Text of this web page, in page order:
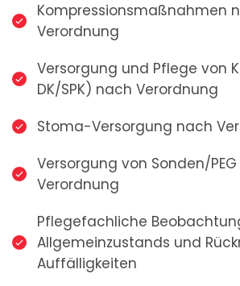
Kompressionsmaßnahmen
Verordnung
Versorgung und Pflege von
DK/SPK) nach Verordnung
Stoma-Versorgung nach
Versorgung von Sonden/
Verordnung
Pflegefachliche
Allgemeinzustands und
Auffälligkeiten